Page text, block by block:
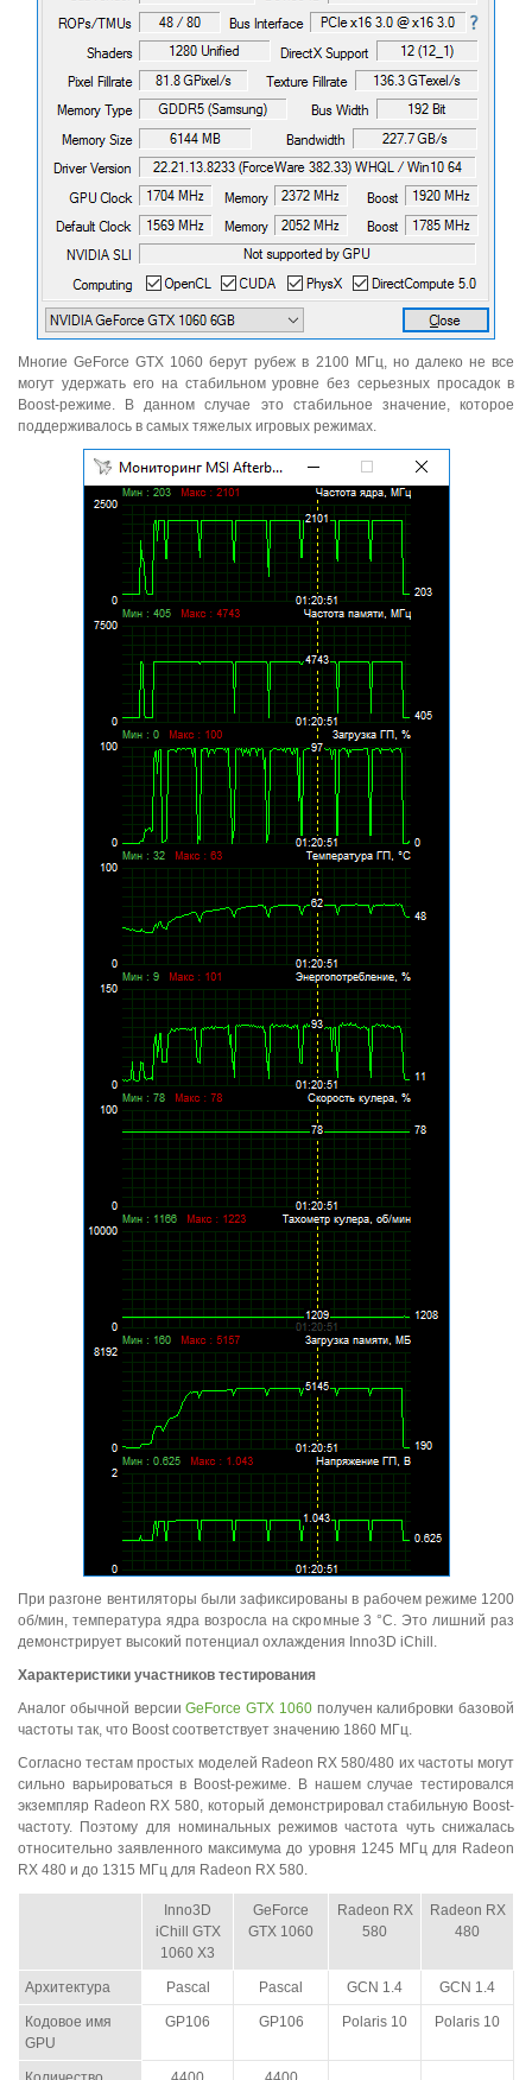
Многие GeForce GTX 1060 берут рубеж в 2100 МГц, но далеко не все
могут удержать его на стабильном уровне без серьезных просадок в
Boost-режиме. В данном случае это стабильное значение, которое
поддерживалось в самых тяжелых игровых режимах.
При разгоне вентиляторы были зафиксированы в рабочем режиме 1200
об/мин, температура ядра возросла на скромные 3 °C. Это лишний раз
демонстрирует высокий потенциал охлаждения Inno3D iChill.
Характеристики участников тестирования
Аналог обычной версииGeForce GTX 1060 получен калибровки базовой
частоты так, что Boost соответствует значению 1860 МГц.
Согласно тестам простых моделей Radeon RX 580/480 их частоты могут
сильно варьироваться в Boost-режиме. В нашем случае тестировался
экземпляр Radeon RX 580, который демонстрировал стабильную Boost-
частоту. Поэтому для номинальных режимов частота чуть снижалась
относительно заявленного максимума до уровня 1245 МГц для Radeon
RX 480 и до 1315 МГц для Radeon RX 580.
Inno3D
iChill GTX
1060 X3
GeForce
GTX 1060
Radeon RX
580
Radeon RX
480
Архитектура Pascal Pascal GCN 1.4 GCN 1.4
Кодовое имя
GPU
GP106 GP106 Polaris 10 Polaris 10